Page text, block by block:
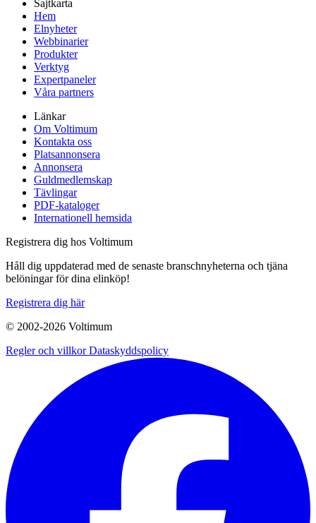
Sajtkarta
Hem
Elnyheter
Webbinarier
Produkter
Verktyg
Expertpaneler
Våra partners
Länkar
Om Voltimum
Kontakta oss
Platsannonsera
Annonsera
Guldmedlemskap
Tävlingar
PDF-kataloger
Internationell hemsida
Registrera dig hos Voltimum
Håll dig uppdaterad med de senaste branschnyheterna och tjäna
belöningar för dina elinköp!
Registrera dig här
© 2002-2026 Voltimum
Regler och villkorDataskyddspolicy